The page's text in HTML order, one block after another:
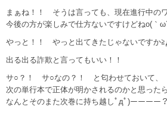
まぁね！！ そうは言っても、現在進行中の
今後の方が楽しみで仕方ないですけどねo(｀
やっと！！ やっと出てきたじゃないですか
出る出る詐欺と言ってもいい！！
サ○？！ サ○なの？！ と匂わせておいて、
次の単行本で正体が明かされるのかと思ったら
なんとそのまた次巻に持ち越しﾟдﾟ)ーーーー